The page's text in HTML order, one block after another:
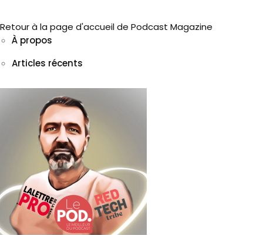
Retour à la page d'accueil de Podcast Magazine
À propos
Articles récents